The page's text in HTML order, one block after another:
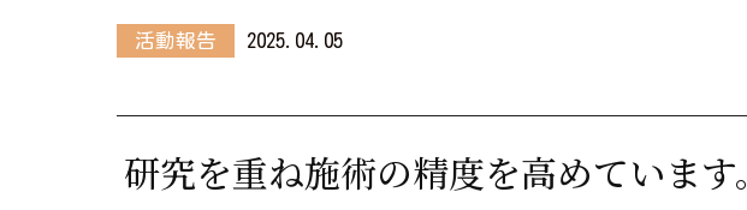
活動報告 2025.04.05
研究を重ね施術の精度を高めています。